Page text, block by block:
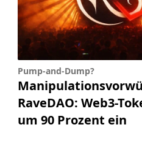
Pump-and-Dump?
RaveDAO: Web3-
um 90 Prozent ein